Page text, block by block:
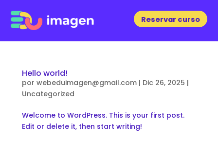
Reservar curso
Hello world!
por webeduimagen@gmail.com| Dic 26, 2025 |
Uncategorized
Welcome to WordPress. This is your first post.
Edit or delete it, then start writing!